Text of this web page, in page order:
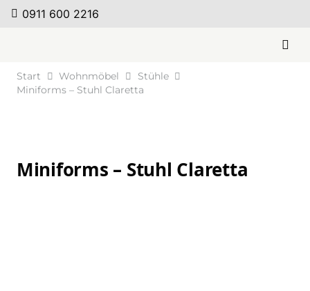
0911 600 2216
Start Wohnmöbel
Stühle
Miniforms – Stuhl Claretta
Miniforms – Stuhl Claretta